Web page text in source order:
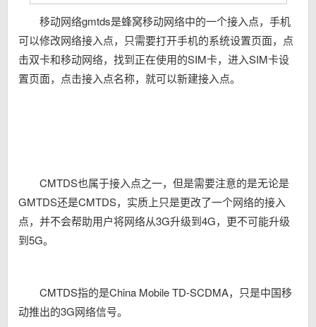
移动网络gmtds是蜂窝移动网络中的一个接入点，手机
可以修改网络接入点，只需要打开手机的系统设置页面，点
击双卡和移动网络，找到正在使用的SIM卡，进入SIM卡设
置页面，点击接入点名称，就可以新建接入点。
CMTDS也属于接入点之一，但是需要注意的是无论是
GMTDS还是CMTDS，实质上只是更改了一个网络的接入
点，并不会帮助用户将网络从3G升级到4G，更不可能升级
到5G。
CMTDS指的是China Mobile TD-SCDMA，只是中国移
动推出的3G网络信号。